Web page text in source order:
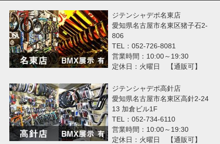
ジテンシャデポ名東店
愛知県名古屋市名東区猪子石2-
806
TEL：052-726-8081
営業時間：10:00～19:30
定休日：火曜日 【通販可】
ジテンシャデポ高針店
愛知県名古屋市名東区高針2-24
13 加倉ビル1F
TEL：052-734-6110
営業時間：10:00～19:30
定休日：火曜日 【通販可】